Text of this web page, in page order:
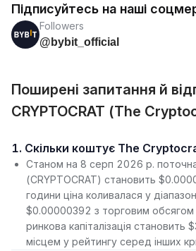
Підписуйтесь на наші
Followers
@bybit_official
Поширені запитання й
CRYPTOCRAT (The
1. Скільки коштує The
Станом на 8 серп 2026 р.
(CRYPTOCRAT) становить
години ціна коливалася у
$0.00000392 з торговим обсягом
ринкова капіталізація становить
місцем у рейтингу серед інших